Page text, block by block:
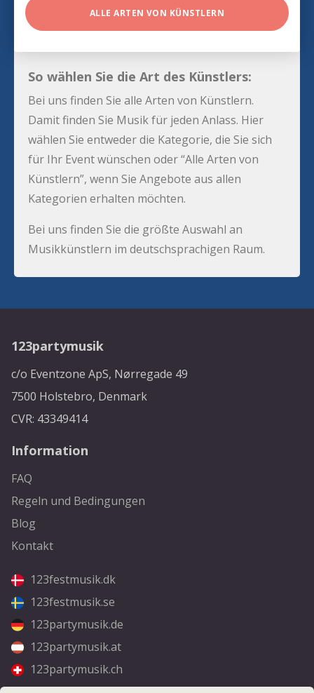
ALLE ARTEN VON KÜNSTLERN
So wählen Sie die Art des Künstlers:
Bei uns finden Sie alle Arten von Künstlern.
Damit finden Sie Musik für jeden Anlass. Hier
wählen Sie entweder die Kategorie, die Sie sich
für Ihr Event wünschen oder “Alle Arten von
Künstlern”, wenn Sie Angebote aus allen
Kategorien erhalten möchten.
Bei uns finden Sie die größte Auswahl an
Musikkünstlern im deutschsprachigen Raum.
123partymusik
c/o Eventzone ApS, Nørregade 49
7500 Holstebro, Denmark
CVR: 43349414
Information
FAQ
Regeln und Bedingungen
Blog
Kontakt
123festmusik.dk
123festmusik.se
123partymusik.de
123partymusik.at
123partymusik.ch